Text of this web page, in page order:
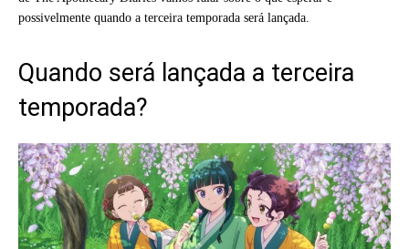
possivelmente quando a terceira temporada será lançada.
Quando será lançada a terceira
temporada?